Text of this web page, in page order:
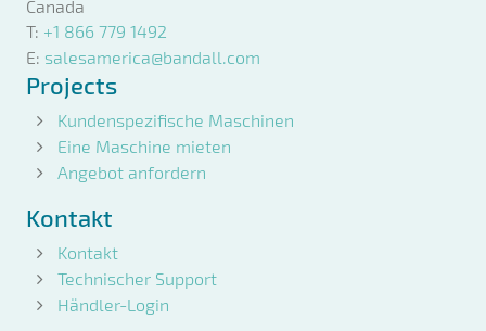
Canada
T: +1 866 779 1492
E: salesamerica@bandall.com
Projects
Kundenspezifische Maschinen
Eine Maschine mieten
Angebot anfordern
Kontakt
Kontakt
Technischer Support
Händler-Login